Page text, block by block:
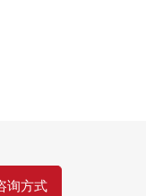
询方式